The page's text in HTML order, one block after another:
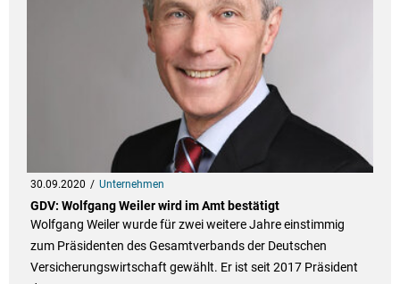
30.09.2020 Unternehmen
GDV: Wolfgang Weiler wird im Amt bestätigt
Wolfgang Weiler wurde für zwei weitere Jahre einstimmig
zum Präsidenten des Gesamtverbands der Deutschen
Versicherungswirtschaft gewählt. Er ist seit 2017 Präsident